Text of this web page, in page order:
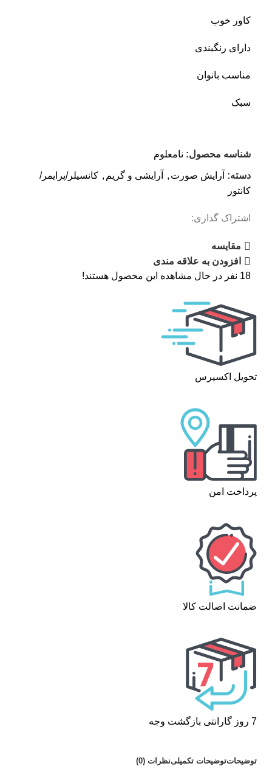
کاور خوب
دارای رنگبندی
مناسب بانوان
سبک
شناسه محصول: نامعلوم
دسته: آرایش صورت , آرایشی و گریم , کانسیلر/پرایمر/
کانتور
اشتراک گذاری:
مقایسه
افزودن به علاقه مندی
18 نفر در حال مشاهده این محصول هستند!
تحویل اکسپرس
پرداخت امن
ضمانت اصالت کالا
7 روز گارانتی بازگشت وجه
توضیحاتتوضیحات تکمیلینظرات (0)